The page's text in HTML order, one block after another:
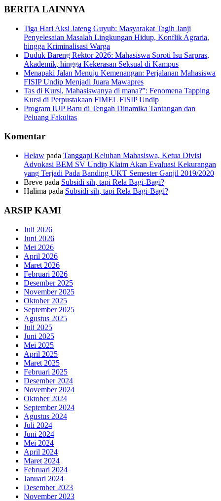
BERITA LAINNYA
Tiga Hari Aksi Jateng Guyub: Masyarakat Tagih Janji
Penyelesaian Masalah Lingkungan Hidup, Konflik Agraria,
hingga Kriminalisasi Warga
Duduk Bareng Rektor 2026: Mahasiswa Soroti Isu Sarpras,
Akademik, hingga Kekerasan Seksual di Kampus
Menapaki Jalan Menuju Kemenangan: Perjalanan Mahasiswa
FISIP Undip Menjadi Juara Mawapres
Tas di Kursi, Mahasiswanya di mana?”: Fenomena Tapping
Kursi di Perpustakaan FIMEL FISIP Undip
Program IUP Baru di Tengah Dinamika Tantangan dan
Peluang Fakultas
Komentar
Helaw pada Tanggapi Keluhan Mahasiswa, Ketua Divisi
Advokasi BEM SV Undip Klaim Akan Evaluasi Kekurangan
yang Terjadi Pada Banding UKT Semester Ganjil 2019/2020
Breve pada Subsidi sih, tapi Rela Bagi-Bagi?
Halima pada Subsidi sih, tapi Rela Bagi-Bagi?
ARSIP KAMI
Juli 2026
Juni 2026
Mei 2026
April 2026
Maret 2026
Februari 2026
Desember 2025
November 2025
Oktober 2025
September 2025
Agustus 2025
Juli 2025
Juni 2025
Mei 2025
April 2025
Maret 2025
Februari 2025
Desember 2024
November 2024
Oktober 2024
September 2024
Agustus 2024
Juli 2024
Juni 2024
Mei 2024
April 2024
Maret 2024
Februari 2024
Januari 2024
Desember 2023
November 2023